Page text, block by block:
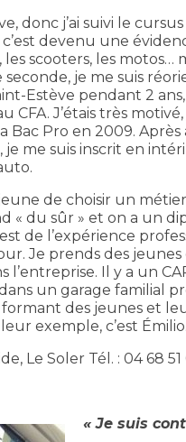
donc j’ai suivi le
devenu une
scooters, les
je me suis
Estève pendant 2
CFA. J’étais très
Bac Pro en 2009.
me suis inscrit en
de choisir un
« du sûr » et on a un
de l’expérience
Je prends des jeunes
Il y a un
un garage familial
des jeunes et
exemple, c’est
Le Soler Tél. : 04 68 51
« Je suis